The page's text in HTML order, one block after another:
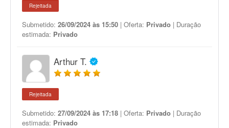
Rejeitada
Submetido: 26/09/2024 às 15:50 | Oferta: Privado | Duração
estimada: Privado
Arthur T.
Rejeitada
Submetido: 27/09/2024 às 17:18 | Oferta: Privado | Duração
estimada: Privado